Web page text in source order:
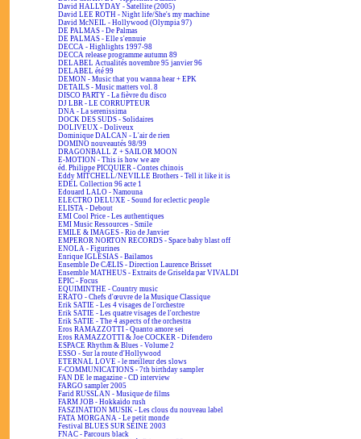
David HALLYDAY - Satellite (2005)
David LEE ROTH - Night life/She's my machine
David McNEIL - Hollywood (Olympia 97)
DE PALMAS - De Palmas
DE PALMAS - Elle s'ennuie
DECCA - Highlights 1997-98
DECCA release programme autumn 89
DELABEL Actualités novembre 95 janvier 96
DELABEL été 99
DEMON - Music that you wanna hear + EPK
DETAILS - Music matters vol. 8
DISCO PARTY - La fièvre du disco
DJ LBR - LE CORRUPTEUR
DNA - La serenissima
DOCK DES SUDS - Solidaires
DOLIVEUX - Doliveux
Dominique DALCAN - L'air de rien
DOMINO nouveautés 98/99
DRAGONBALL Z + SAILOR MOON
E-MOTION - This is how we are
éd. Philippe PICQUIER - Contes chinois
Eddy MITCHELL/NEVILLE Brothers - Tell it like it is
EDEL Collection 96 acte 1
Edouard LALO - Namouna
ELECTRO DELUXE - Sound for eclectic people
ELISTA - Debout
EMI Cool Price - Les authentiques
EMI Music Ressources - Smile
EMILE & IMAGES - Rio de Janvier
EMPEROR NORTON RECORDS - Space baby blast off
ENOLA - Figurines
Enrique IGLESIAS - Bailamos
Ensemble De CÆLIS - Direction Laurence Brisset
Ensemble MATHEUS - Extraits de Griselda par VIVALDI
EPIC - Focus
EQUIMINTHE - Country music
ERATO - Chefs d'œuvre de la Musique Classique
Erik SATIE - Les 4 visages de l'orchestre
Erik SATIE - Les quatre visages de l'orchestre
Erik SATIE - The 4 aspects of the orchestra
Eros RAMAZZOTTI - Quanto amore sei
Eros RAMAZZOTTI & Joe COCKER - Difendero
ESPACE Rhythm & Blues - Volume 2
ESSO - Sur la route d'Hollywood
ETERNAL LOVE - le meilleur des slows
F-COMMUNICATIONS - 7th birthday sampler
FAN DE le magazine - CD interview
FARGO sampler 2005
Farid RUSSLAN - Musique de films
FARM JOB - Hokkaïdo rush
FASZINATION MUSIK - Les clous du nouveau label
FATA MORGANA - Le petit monde
Festival BLUES SUR SEINE 2003
FNAC - Parcours black